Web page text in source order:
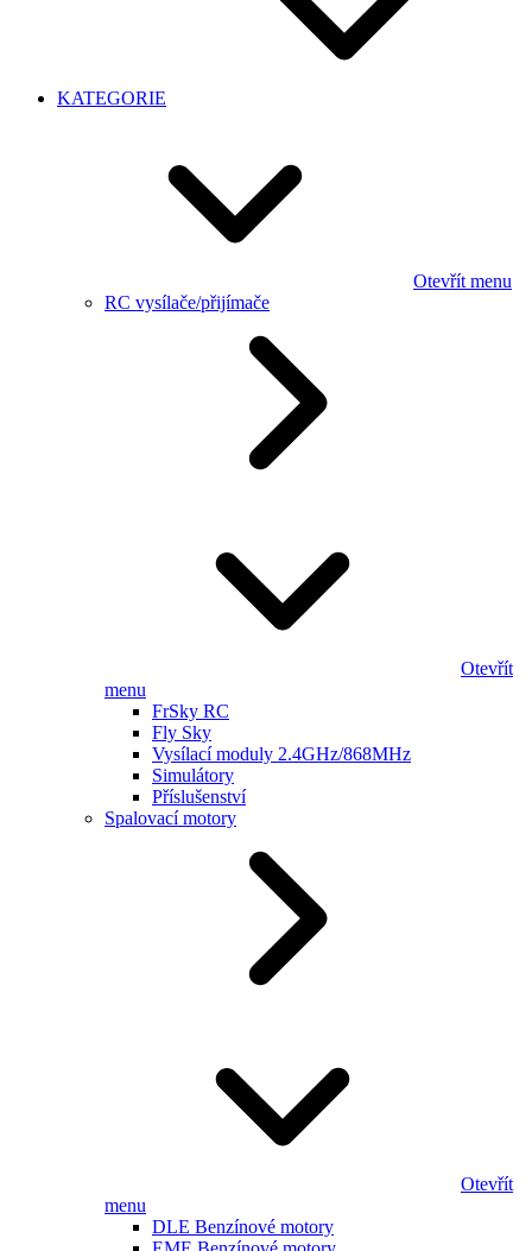
KATEGORIE
Otevřít menu
RC vysílače/přijímače
Otevřít
menu
FrSky RC
Fly Sky
Vysílací moduly 2.4GHz/868MHz
Simulátory
Příslušenství
Spalovací motory
Otevřít
menu
DLE Benzínové motory